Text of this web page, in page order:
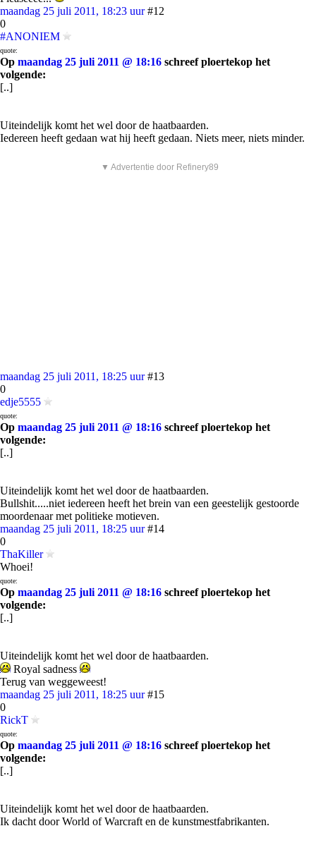
maandag 25 juli 2011, 18:23 uur #12
0
#ANONIEM
quote:
Op maandag 25 juli 2011 @ 18:16 schreef ploertekop het
volgende:
[..]
Uiteindelijk komt het wel door de haatbaarden.
Iedereen heeft gedaan wat hij heeft gedaan. Niets meer, niets minder.
▼ Advertentie door Refinery89
maandag 25 juli 2011, 18:25 uur #13
0
edje5555
quote:
Op maandag 25 juli 2011 @ 18:16 schreef ploertekop het
volgende:
[..]
Uiteindelijk komt het wel door de haatbaarden.
Bullshit.....niet iedereen heeft het brein van een geestelijk gestoorde
moordenaar met politieke motieven.
maandag 25 juli 2011, 18:25 uur #14
0
ThaKiller
Whoei!
quote:
Op maandag 25 juli 2011 @ 18:16 schreef ploertekop het
volgende:
[..]
Uiteindelijk komt het wel door de haatbaarden.
Royal sadness
Terug van weggeweest!
maandag 25 juli 2011, 18:25 uur #15
0
RickT
quote:
Op maandag 25 juli 2011 @ 18:16 schreef ploertekop het
volgende:
[..]
Uiteindelijk komt het wel door de haatbaarden.
Ik dacht door World of Warcraft en de kunstmestfabrikanten.